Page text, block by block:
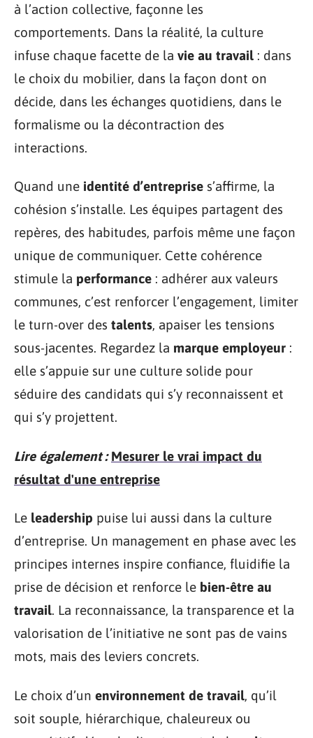
à l’action collective, façonne les
comportements. Dans la réalité, la culture
infuse chaque facette de la vie au travail : dans
le choix du mobilier, dans la façon dont on
décide, dans les échanges quotidiens, dans le
formalisme ou la décontraction des
interactions.
Quand une identité d’entreprise s’affirme, la
cohésion s’installe. Les équipes partagent des
repères, des habitudes, parfois même une façon
unique de communiquer. Cette cohérence
stimule la performance : adhérer aux valeurs
communes, c’est renforcer l’engagement, limiter
le turn-over des talents, apaiser les tensions
sous-jacentes. Regardez la marque employeur :
elle s’appuie sur une culture solide pour
séduire des candidats qui s’y reconnaissent et
qui s’y projettent.
Lire également : Mesurer le vrai impact du
résultat d'une entreprise
Le leadership puise lui aussi dans la culture
d’entreprise. Un management en phase avec les
principes internes inspire confiance, fluidifie la
prise de décision et renforce le bien-être au
travail. La reconnaissance, la transparence et la
valorisation de l’initiative ne sont pas de vains
mots, mais des leviers concrets.
Le choix d’un environnement de travail, qu’il
soit souple, hiérarchique, chaleureux ou